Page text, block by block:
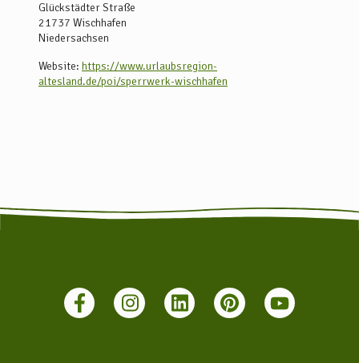
Glückstädter Straße
21737 Wischhafen
Niedersachsen
Website: https://www.urlaubsregion-
altesland.de/poi/sperrwerk-wischhafen